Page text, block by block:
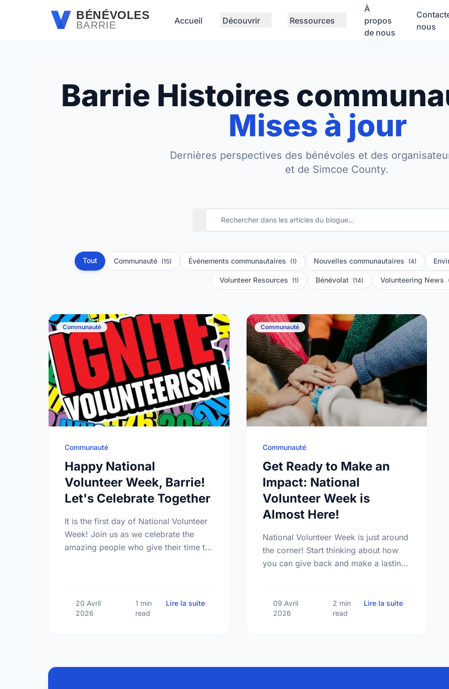
Passer au contenu principalBÉNÉVOLES
BARRIE Accueil Découvrir Ressources
À
propos
de nous
nous
Barrie Histoires
Mises à jour
Dernières perspectives des bénévoles et des
et de Simcoe County.
Tout Communauté (15) Événements communautaires (1) Nouvelles communautaires (4)
Volunteer Resources (1) Bénévolat (14) Volunteering News
Communauté
Communauté
Happy National
Volunteer Week, Barrie!
Let's Celebrate Together
It is the first day of National Volunteer
Week! Join us as we celebrate the
amazing people who give their time to
20 Avril
2026
1 min
read
Lire la suitesur Happy National Volunteer Week, Barrie! Let's Celebrate Together
Communauté
Communauté
Get Ready to Make an
Impact: National
Volunteer Week is
Almost Here!
National Volunteer Week is just around
the corner! Start thinking about how
you can give back and make a lasting
09 Avril
2026
2 min
read
Lire la suitesur Get